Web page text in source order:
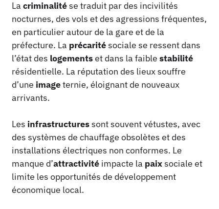
La criminalitése traduit par des incivilités
nocturnes, des vols et des agressions fréquentes,
en particulier autour de la gare et de la
préfecture. La précaritésociale se ressent dans
l’état des logementset dans la faible stabilité
résidentielle. La réputation des lieux souffre
d’une imageternie, éloignant de nouveaux
arrivants.
Les infrastructuressont souvent vétustes, avec
des systèmes de chauffage obsolètes et des
installations électriques non conformes. Le
manque d’attractivité impacte la paixsociale et
limite les opportunités de développement
économique local.